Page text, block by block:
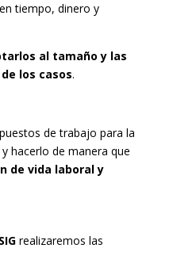
tiempo, dinero y
al tamaño y las
los casos.
de trabajo para la
hacerlo de manera que
de vida laboral y
realizaremos las